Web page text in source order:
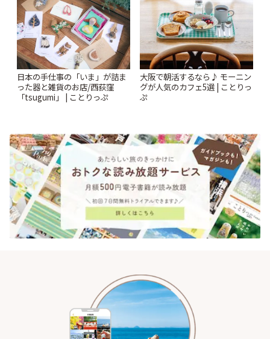
日本の手仕事の「いま」が詰ま
った器と雑貨のお店/西荻窪
「tsugumi」 | ことりっぷ
大阪で朝活するなら♪ モーニン
グが人気のカフェ5選 | ことりっ
ぷ